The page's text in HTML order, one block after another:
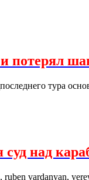
потерял
тура
над
vardanyan,